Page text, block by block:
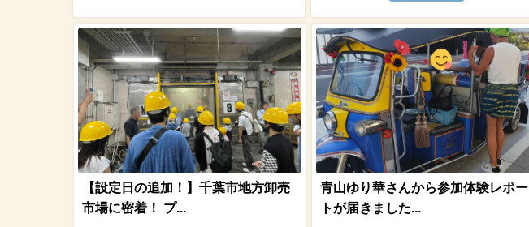
【設定日の追加！】千葉市地方卸売
市場に密着！ プ...
青山ゆり華さんから参加体験レポー
トが届きました...